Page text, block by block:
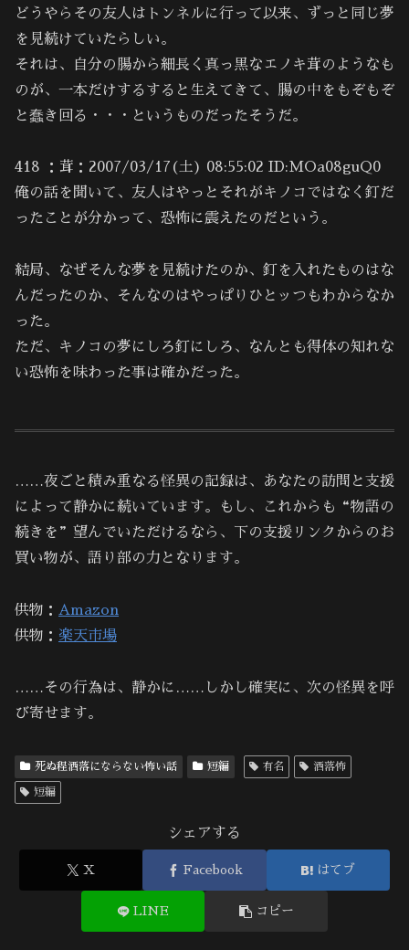
どうやらその友人はトンネルに行って以来、ずっと同じ夢
を見続けていたらしい。
それは、自分の腸から細長く真っ黒なエノキ茸のようなも
のが、一本だけするすると生えてきて、腸の中をもぞもぞ
と蠢き回る・・・というものだったそうだ。
418 ：茸：2007/03/17(土) 08:55:02 ID:MOa08guQ0
俺の話を聞いて、友人はやっとそれがキノコではなく釘だ
ったことが分かって、恐怖に震えたのだという。
結局、なぜそんな夢を見続けたのか、釘を入れたものはな
んだったのか、そんなのはやっぱりひとッつもわからなか
った。
ただ、キノコの夢にしろ釘にしろ、なんとも得体の知れな
い恐怖を味わった事は確かだった。
……夜ごと積み重なる怪異の記録は、あなたの訪問と支援
によって静かに続いています。もし、これからも“物語の
続きを”望んでいただけるなら、下の支援リンクからのお
買い物が、語り部の力となります。
供物： Amazon
供物： 楽天市場
……その行為は、静かに……しかし確実に、次の怪異を呼
び寄せます。
死ぬ程洒落にならない怖い話 短編 有名 洒落怖
短編
シェアする
X Facebook はてブ
LINE コピー